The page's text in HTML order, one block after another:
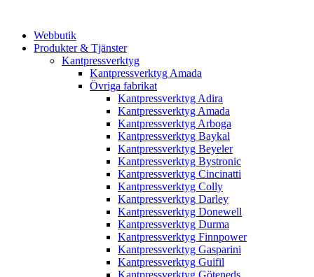
Webbutik
Produkter & Tjänster
Kantpressverktyg
Kantpressverktyg Amada
Övriga fabrikat
Kantpressverktyg Adira
Kantpressverktyg Amada
Kantpressverktyg Arboga
Kantpressverktyg Baykal
Kantpressverktyg Beyeler
Kantpressverktyg Bystronic
Kantpressverktyg Cincinatti
Kantpressverktyg Colly
Kantpressverktyg Darley
Kantpressverktyg Donewell
Kantpressverktyg Durma
Kantpressverktyg Finnpower
Kantpressverktyg Gasparini
Kantpressverktyg Guifil
Kantpressverktyg Göteneds